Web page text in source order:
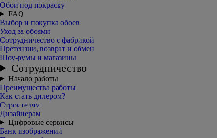
Обои под покраску
FAQ
Выбор и покупка обоев
Уход за обоями
Сотрудничество с фабрикой
Претензии, возврат и обмен
Шоу-румы и магазины
Сотрудничество
Начало работы
Преимущества работы
Как стать дилером?
Строителям
Дизайнерам
Цифровые сервисы
Банк изображений